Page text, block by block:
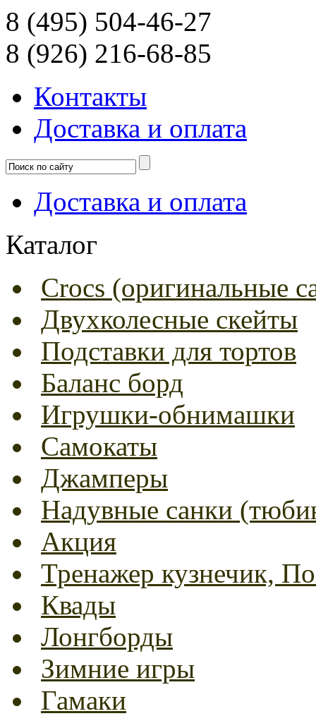
8 (495) 504-46-27
8 (926) 216-68-85
Контакты
Доcтавка и оплата
Доcтавка и оплата
Каталог
Crocs (оригинальные
Двухколесные скейты
Подставки для тортов
Баланс борд
Игрушки-обнимашки
Самокаты
Джамперы
Надувные санки
Акция
Тренажер кузнечик,
Квады
Лонгборды
Зимние игры
Гамаки